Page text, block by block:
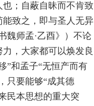
；自蔽自昧而不肯致
致之，即与圣人无异
魏师孟·乙酉》）不论
，大家都可以焕发良
”和孟子“无恒产而有
只要能够“成其德
民本思想的重大突